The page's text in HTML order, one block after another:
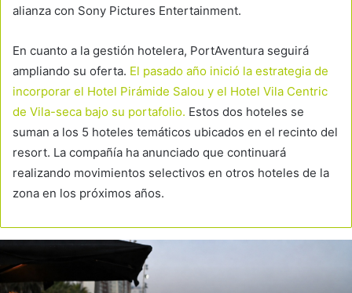
alianza con Sony Pictures Entertainment.
En cuanto a la gestión hotelera, PortAventura seguirá
ampliando su oferta. El pasado año inició la estrategia de
incorporar el Hotel Pirámide Salou y el Hotel Vila Centric
de Vila-seca bajo su portafolio. Estos dos hoteles se
suman a los 5 hoteles temáticos ubicados en el recinto del
resort. La compañía ha anunciado que continuará
realizando movimientos selectivos en otros hoteles de la
zona en los próximos años.